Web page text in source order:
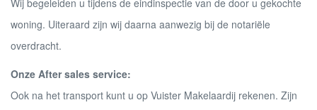
Wij begeleiden u tijdens de eindinspectie van de door u gekochte
woning. Uiteraard zijn wij daarna aanwezig bij de notariële
overdracht.
Onze After sales service:
Ook na het transport kunt u op Vuister Makelaardij rekenen. Zijn